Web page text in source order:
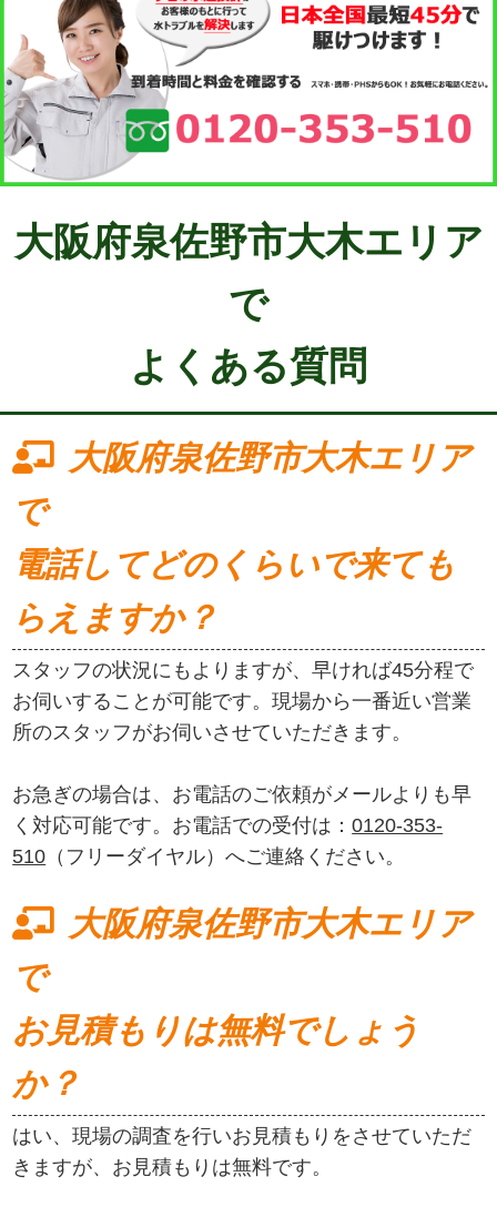
大阪府泉佐野市大木エリア
で
よくある質問
大阪府泉佐野市大木エリア
で
電話してどのくらいで来ても
らえますか？
スタッフの状況にもよりますが、早ければ45分程で
お伺いすることが可能です。現場から一番近い営業
所のスタッフがお伺いさせていただきます。
お急ぎの場合は、お電話のご依頼がメールよりも早
く対応可能です。お電話での受付は：0120-353-
510 （フリーダイヤル）へご連絡ください。
大阪府泉佐野市大木エリア
で
お見積もりは無料でしょう
か？
はい、現場の調査を行いお見積もりをさせていただ
きますが、お見積もりは無料です。